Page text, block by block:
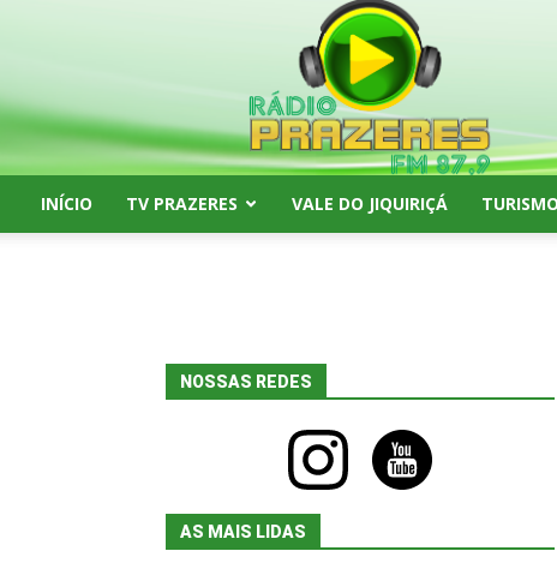
INÍCIO TV PRAZERES VALE DO JIQUIRIÇÁ
NOSSAS REDES
instagram youtube
AS MAIS LIDAS